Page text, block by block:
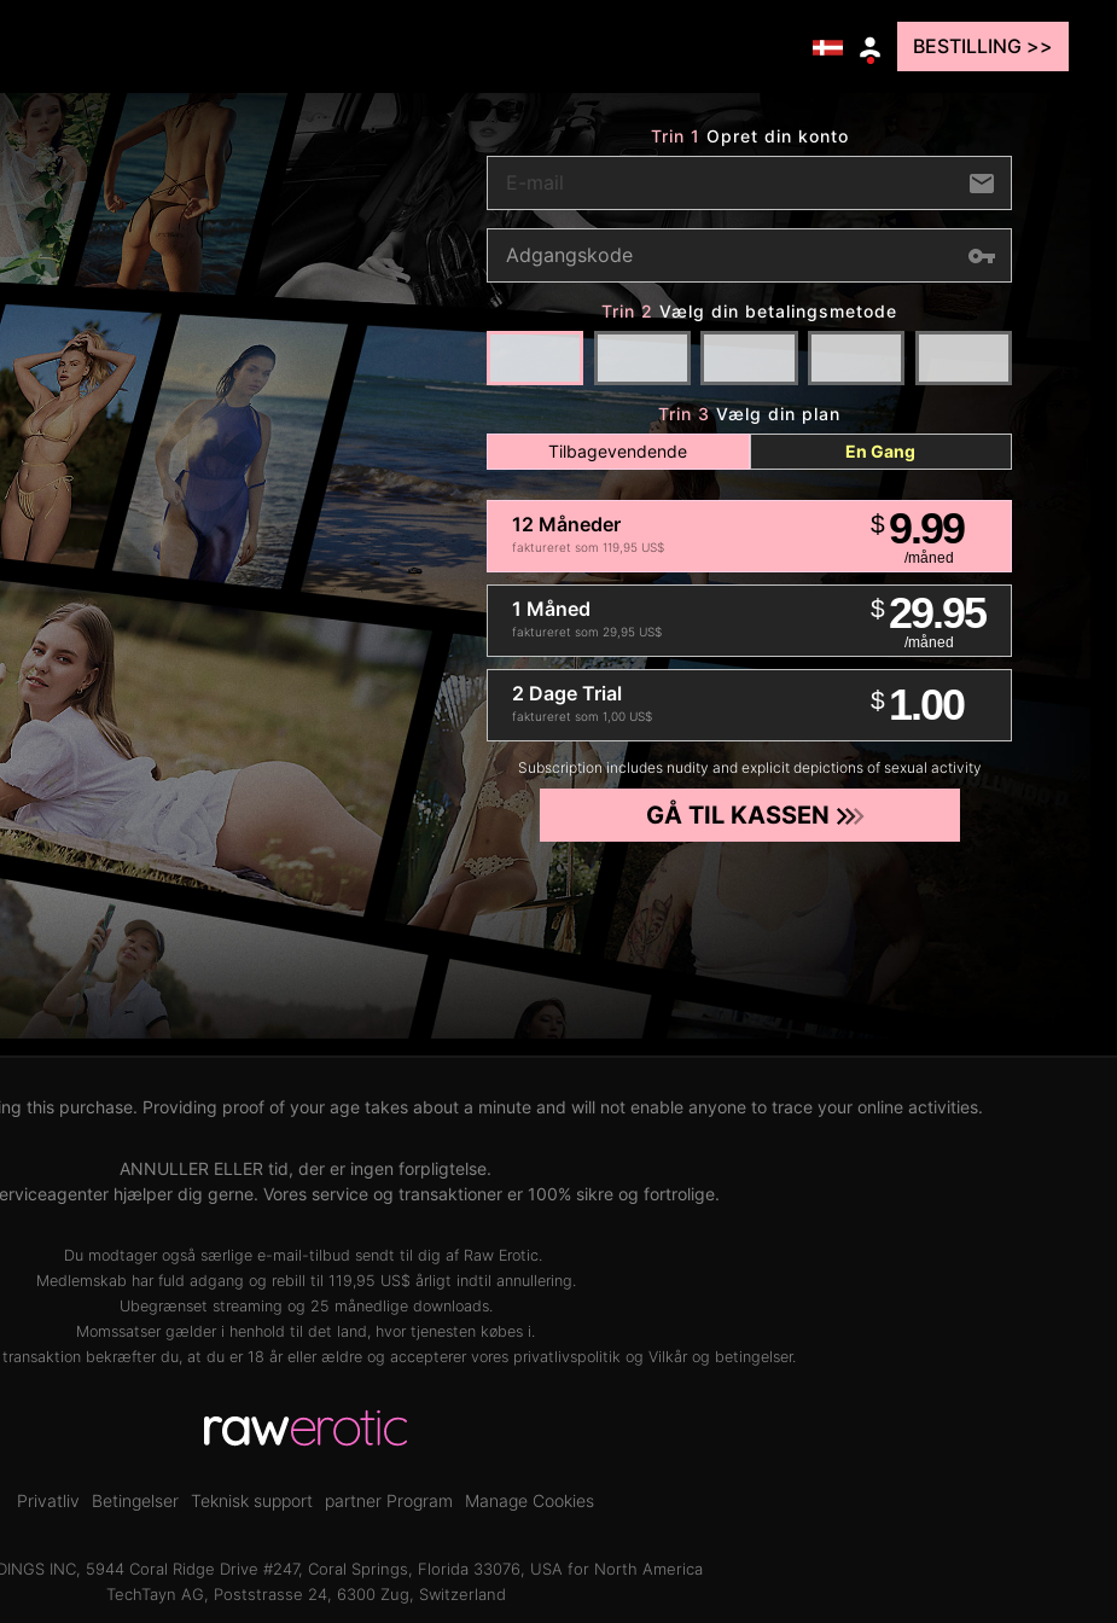
BESTILLING >>
Trin 1 Opret din konto
Trin 2 Vælg din betalingsmetode
Trin 3Vælg din plan
Tilbagevendende
En Gang
12 Måneder
faktureret som 119,95 US$
$9.99
/måned
1 Måned
faktureret som 29,95 US$
$29.95
/måned
2 Dage Trial
faktureret som 1,00 US$
$ 1.00
Subscription includes nudity and explicit depictions of sexual activity
GÅ TIL KASSEN
this purchase. Providing proof of your age takes about a minute and will not enable anyone to trace your online activities.
ANNULLER ELLER tid, der er ingen forpligtelse.
hjælper dig gerne. Vores service og transaktioner er 100% sikre og fortrolige.
Du modtager også særlige e-mail-tilbud sendt til dig af Raw Erotic.
Medlemskab har fuld adgang og rebill til 119,95 US$ årligt indtil annullering.
Ubegrænset streaming og 25 månedlige downloads.
Momssatser gælder i henhold til det land, hvor tjenesten købes i.
transaktion bekræfter du, at du er 18 år eller ældre og accepterer vores privatlivspolitik og Vilkår og betingelser.
Privatliv Betingelser Teknisk support partner Program Manage Cookies
INC, 5944 Coral Ridge Drive #247, Coral Springs, Florida 33076, USA for North America
TechTayn AG, Poststrasse 24, 6300 Zug, Switzerland